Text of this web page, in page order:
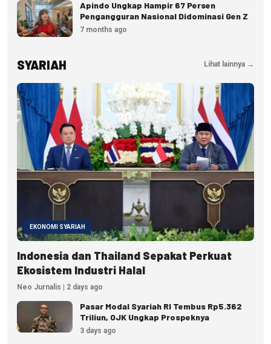
Apindo Ungkap Hampir 67 Persen
Pengangguran Nasional Didominasi Gen Z
7 months ago
SYARIAH Lihat lainnya →
EKONOMI SYARIAH
Indonesia dan Thailand Sepakat Perkuat
Ekosistem Industri Halal
Neo Jurnalis | 2 days ago
Pasar Modal Syariah RI Tembus Rp5.362
Triliun, OJK Ungkap Prospeknya
3 days ago